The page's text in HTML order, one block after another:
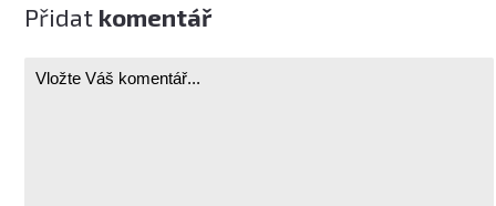
Přidat komentář